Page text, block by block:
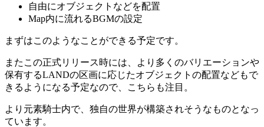
自由にオブジェクトなどを配置
Map内に流れるBGMの設定
まずはこのようなことができる予定です。
またこの正式リリース時には、
より多くのバリエーションや
保有するLANDの区画に応じたオブジェクトの配置などもで
きる ようになる予定なので、こちらも注目。
より元素騎士内で、独自の世界が構築されそうなものとなっ
ています。